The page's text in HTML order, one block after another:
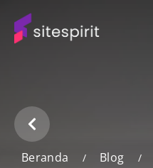
Beranda / Blog /